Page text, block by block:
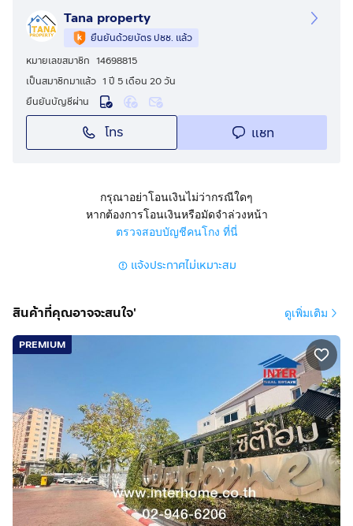
Tana property
ยืนยันด้วยบัตร ปชช. แล้ว
หมายเลขสมาชิก 14698815
เป็นสมาชิกมาแล้ว 1 ปี 5 เดือน 20 วัน
ยืนยันบัญชีผ่าน
โทร แชท
กรุณาอย่าโอนเงินไม่ว่ากรณีใดๆ
หากต้องการโอนเงินหรือมัดจำล่วงหน้า
ตรวจสอบบัญชีคนโกง ที่นี่
แจ้งประกาศไม่เหมาะสม
สินค้าที่คุณอาจจะสนใจ' ดูเพิ่มเติม
PREMIUM